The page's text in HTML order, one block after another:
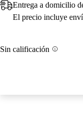
Entrega a domicilio
El precio incluye
Sin calificación